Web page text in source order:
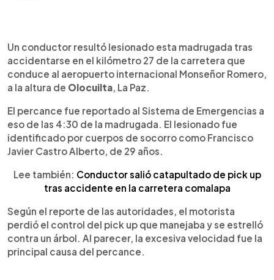
► Escuchar artículo
Un conductor resultó lesionado esta madrugada tras
accidentarse en el kilómetro 27 de la carretera que
conduce al aeropuerto internacional Monseñor Romero,
a la altura de Olocuilta, La Paz.
El percance fue reportado al Sistema de Emergencias a
eso de las 4:30 de la madrugada. El lesionado fue
identificado por cuerpos de socorro como Francisco
Javier Castro Alberto, de 29 años.
Lee también: Conductor salió catapultado de pick up
tras accidente en la carretera comalapa
Según el reporte de las autoridades, el motorista
perdió el control del pick up que manejaba y se estrelló
contra un árbol. Al parecer, la excesiva velocidad fue la
principal causa del percance.